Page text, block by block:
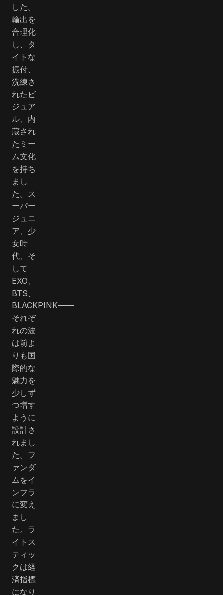
した。
輸出を
合理化
し、タ
イトな
振付、
洗練さ
れたビ
ジュア
ル、内
蔵され
たミー
ム文化
を持ち
まし
た。ス
ーパー
ジュニ
ア、少
女時
代、そ
して
EXO、
BTS、
BLACKPINK――
それぞ
れの波
は前よ
りも国
際的な
魅力を
少しず
つ増す
ように
設計さ
れまし
た。フ
ァンダ
ムをイ
ンフラ
に変え
まし
た。ラ
イトス
ティッ
クは経
済指標
になり